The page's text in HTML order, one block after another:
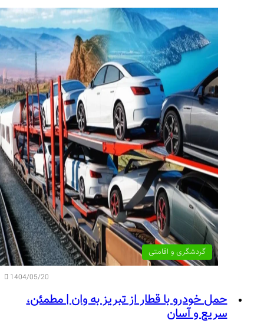
گردشگری و اقامتی
1404/05/20
حمل خودرو با قطار از تبریز به وان | مطمئن،
سریع و آسان